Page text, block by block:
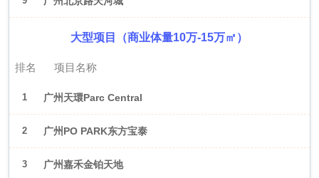
大型项目（商业体量10万-15万㎡）
排名 项目名称
1 广州天環Parc Central
2 广州PO PARK东方宝泰
3 广州嘉禾金铂天地